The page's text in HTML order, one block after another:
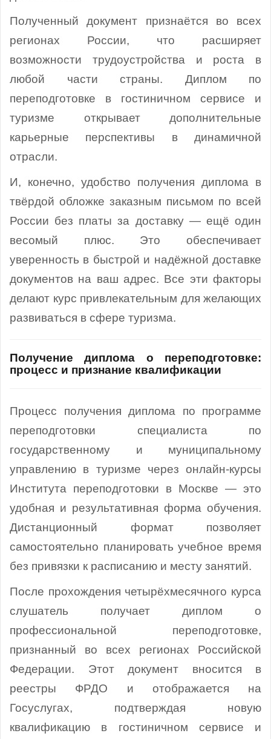
Полученный документ признаётся во всех
регионах России, что расширяет
возможности трудоустройства и роста в
любой части страны. Диплом по
переподготовке в гостиничном сервисе и
туризме открывает дополнительные
карьерные перспективы в динамичной
отрасли.
И, конечно, удобство получения диплома в
твёрдой обложке заказным письмом по всей
России без платы за доставку — ещё один
весомый плюс. Это обеспечивает
уверенность в быстрой и надёжной доставке
документов на ваш адрес. Все эти факторы
делают курс привлекательным для желающих
развиваться в сфере туризма.
Получение диплома о переподготовке:
процесс и признание квалификации
Процесс получения диплома по программе
переподготовки специалиста по
государственному и муниципальному
управлению в туризме через онлайн-курсы
Института переподготовки в Москве — это
удобная и результативная форма обучения.
Дистанционный формат позволяет
самостоятельно планировать учебное время
без привязки к расписанию и месту занятий.
После прохождения четырёхмесячного курса
слушатель получает диплом о
профессиональной переподготовке,
признанный во всех регионах Российской
Федерации. Этот документ вносится в
реестры ФРДО и отображается на
Госуслугах, подтверждая новую
квалификацию в гостиничном сервисе и